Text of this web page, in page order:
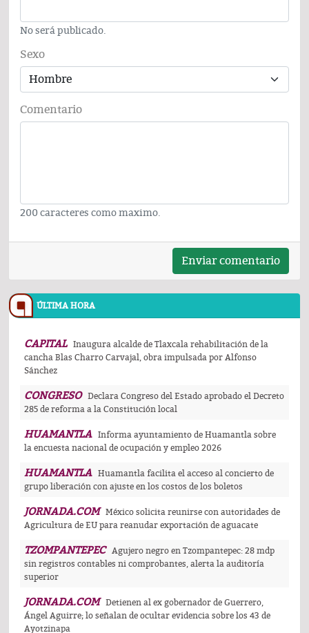
No será publicado.
Sexo
Comentario
200 caracteres como maximo.
Enviar comentario
ÚLTIMA HORA
CAPITAL
Inaugura alcalde de Tlaxcala rehabilitación de la
cancha Blas Charro Carvajal, obra impulsada por Alfonso
Sánchez
CONGRESO
Declara Congreso del Estado aprobado el Decreto
285 de reforma a la Constitución local
HUAMANTLA
Informa ayuntamiento de Huamantla sobre
la encuesta nacional de ocupación y empleo 2026
HUAMANTLA
Huamantla facilita el acceso al concierto de
grupo liberación con ajuste en los costos de los boletos
JORNADA.COM
México solicita reunirse con autoridades de
Agricultura de EU para reanudar exportación de aguacate
TZOMPANTEPEC
Agujero negro en Tzompantepec: 28 mdp
sin registros contables ni comprobantes, alerta la auditoría
superior
JORNADA.COM
Detienen al ex gobernador de Guerrero,
Ángel Aguirre; lo señalan de ocultar evidencia sobre los 43 de
Ayotzinapa